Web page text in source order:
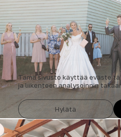
Tämä sivusto käyttää
ja liikenteen analysoinnin
Hylätä